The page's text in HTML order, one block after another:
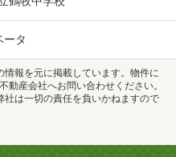
ータ
情報を元に掲載しています。物件に
動産会社へお問い合わせください。
は一切の責任を負いかねますので